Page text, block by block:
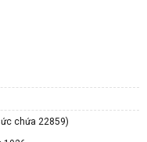
chứa 22859)